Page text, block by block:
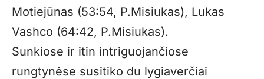
Motiejūnas (53:54, P.Misiukas), Lukas
Vashco (64:42, P.Misiukas).
Sunkiose ir itin intriguojančiose
rungtynėse susitiko du lygiaverčiai